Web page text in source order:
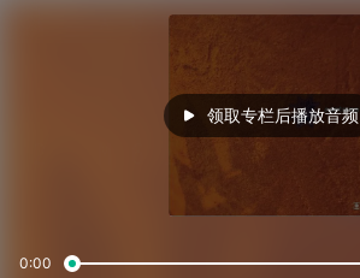
领取专栏后播放音频
0:00